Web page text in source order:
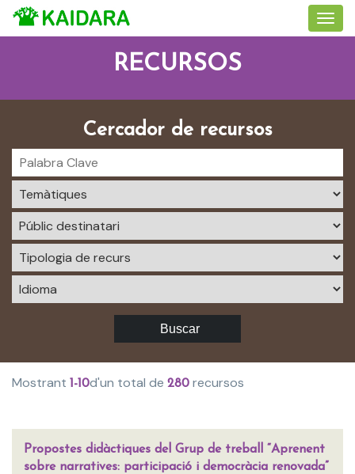
RECURSOS
Cercador de recursos
Buscar
Mostrant 1-10d'un total de 280 recursos
Propostes didàctiques del Grup de treball “Aprenent
sobre narratives: participació i democràcia renovada”